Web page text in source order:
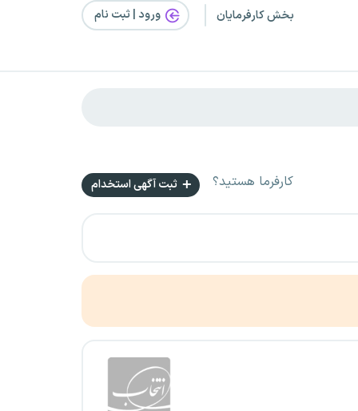
بخش کارفرمایان ورود | ثبت‌ نام
کارفرما هستید؟ ثبت آگهی استخدام